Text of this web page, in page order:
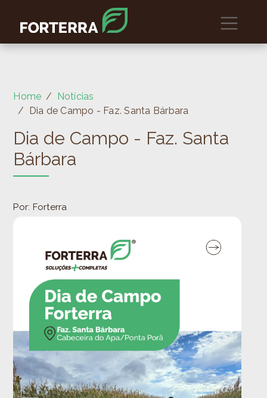
Home
Notícias
Dia de Campo - Faz. Santa Bárbara
Dia de Campo - Faz. Santa
Bárbara
Por: Forterra